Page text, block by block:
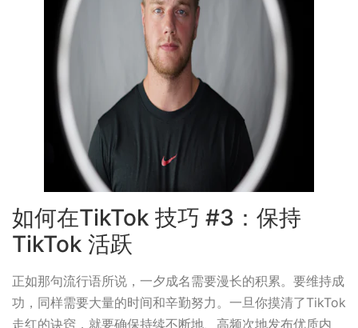
如何在TikTok 技巧 #3：保持
TikTok 活跃
正如那句流行语所说，一夕成名需要漫长的积累。要维持成
功，同样需要大量的时间和辛勤努力。一旦你摸清了TikTok
走红的诀窍，就要确保持续不断地、高频次地发布优质内